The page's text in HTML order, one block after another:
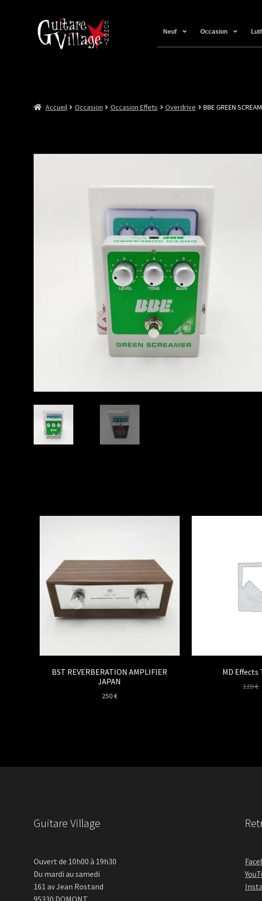
Neuf Occasion
Accueil Occasion Occasion Effets Overdrive BBE GREEN
BST REVERBERATION AMPLIFIER
JAPAN
250€
MD
120€
Guitare Village
Ouvert de 10h00 à 19h30
Du mardi au samedi
161 av Jean Rostand